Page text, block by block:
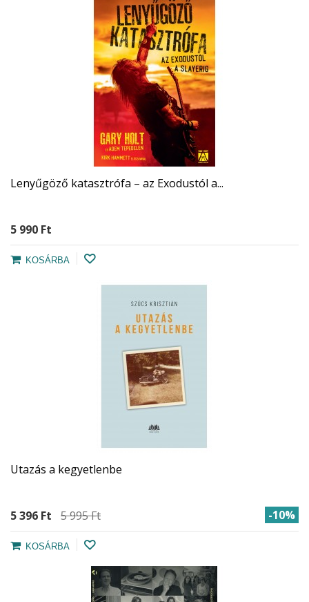
Lenyűgöző katasztrófa – az Exodustól a...
5 990 Ft‎
KOSÁRBA
Utazás a kegyetlenbe
5 396 Ft‎ 5 995 Ft‎ -10%
KOSÁRBA